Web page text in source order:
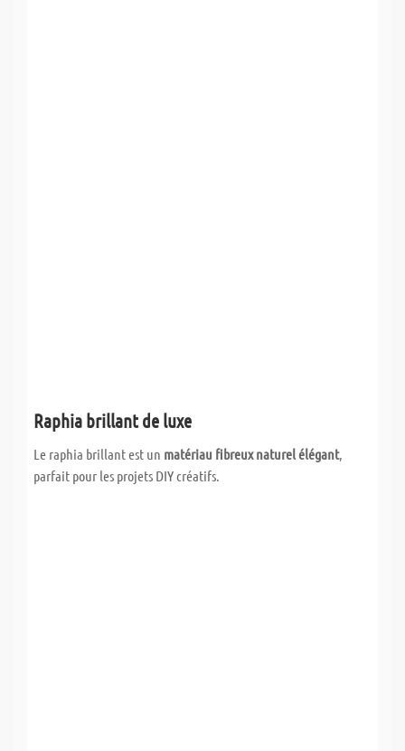
Raphia brillant de luxe
Le raphia brillant est un matériau fibreux naturel élégant,
parfait pour les projets DIY créatifs.